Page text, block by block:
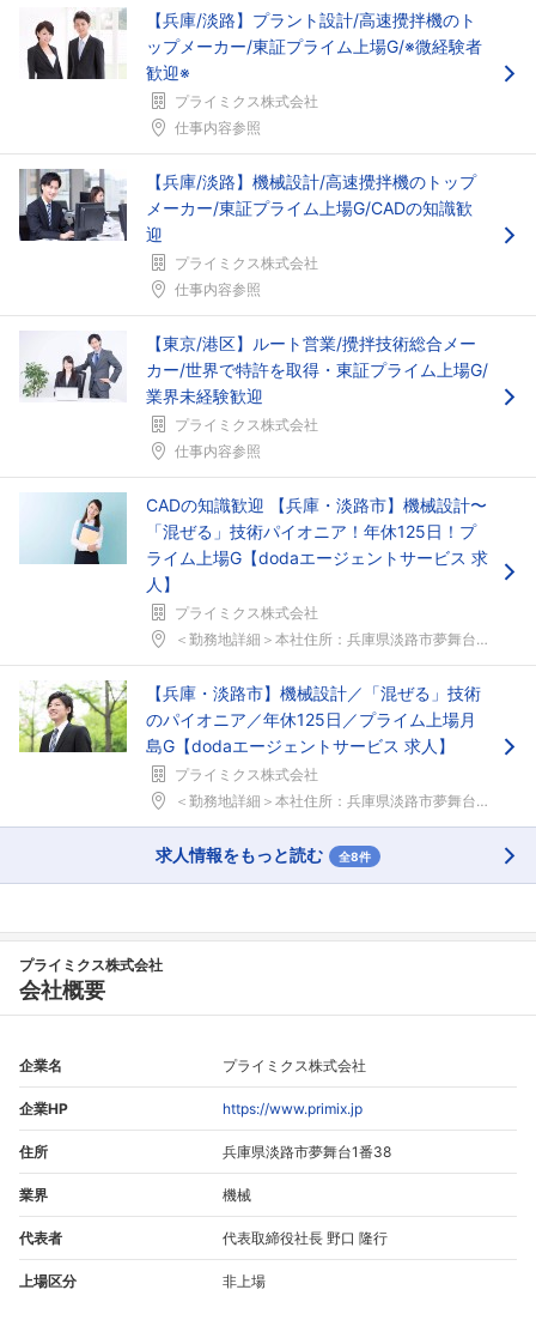
【兵庫/淡路】プラント設計/高速攪拌機のト
ップメーカー/東証プライム上場G/※微経験者
歓迎※
プライミクス株式会社
仕事内容参照
【兵庫/淡路】機械設計/高速攪拌機のトップ
メーカー/東証プライム上場G/CADの知識歓
迎
プライミクス株式会社
仕事内容参照
【東京/港区】ルート営業/攪拌技術総合メー
カー/世界で特許を取得・東証プライム上場G/
業界未経験歓迎
プライミクス株式会社
仕事内容参照
CADの知識歓迎 【兵庫・淡路市】機械設計〜
「混ぜる」技術パイオニア！年休125日！プ
ライム上場G【dodaエージェントサービス 求
人】
プライミクス株式会社
＜勤務地詳細＞本社住所：兵庫県淡路市夢舞台1-38...
【兵庫・淡路市】機械設計／「混ぜる」技術
のパイオニア／年休125日／プライム上場月
島G【dodaエージェントサービス 求人】
プライミクス株式会社
＜勤務地詳細＞本社住所：兵庫県淡路市夢舞台1-38...
求人情報をもっと読む 全8件
プライミクス株式会社
会社概要
企業名 プライミクス株式会社
企業HP https://www.primix.jp
住所 兵庫県淡路市夢舞台1番38
業界 機械
代表者 代表取締役社長 野口 隆行
上場区分 非上場